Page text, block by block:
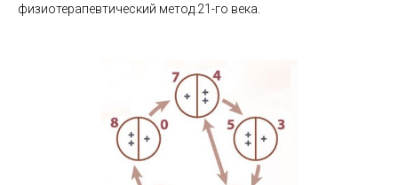
физиотерапевтический метод. 21-го века.